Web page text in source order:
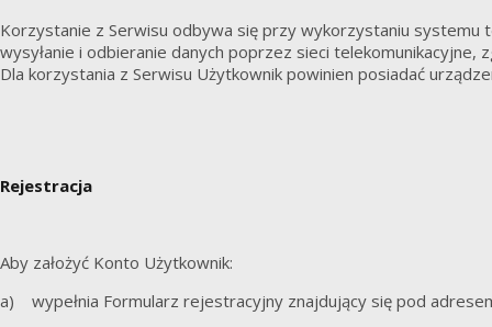
Korzystanie z Serwisu odbywa się przy wykorzystaniu
wysyłanie i odbieranie danych poprzez sieci
Dla korzystania z Serwisu Użytkownik powinien posiadać
Rejestracja
Aby założyć Konto Użytkownik:
a) wypełnia Formularz rejestracyjny znajdujący się pod